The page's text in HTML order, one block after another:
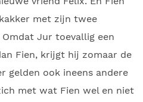
met zijn twee
Jur toevallig een
Fien, krijgt hij zomaar de
gelden ook ineens andere
met wat Fien wel en niet